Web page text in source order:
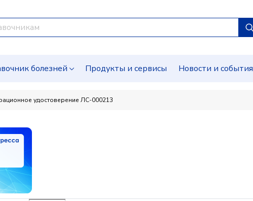
болезней Продукты и сервисы Новости и события
удостоверение ЛС-000213